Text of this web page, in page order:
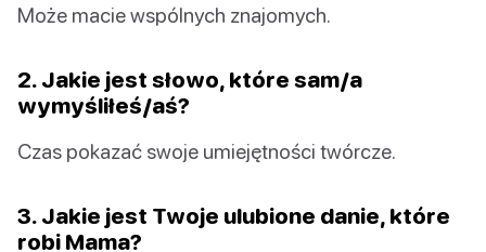
Może macie wspólnych znajomych.
2. Jakie jest słowo, które sam/a
wymyśliłeś/aś?
Czas pokazać swoje umiejętności twórcze.
3. Jakie jest Twoje ulubione danie, które
robi Mama?